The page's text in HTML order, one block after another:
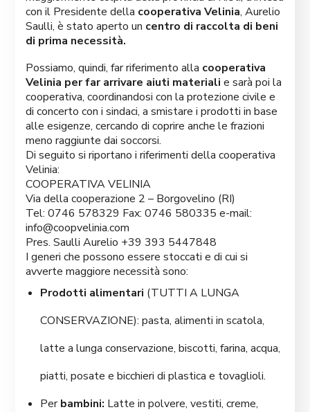
con il Presidente della cooperativa Velinia, Aurelio
Saulli, è stato aperto un centro di raccolta di beni
di prima necessità.
Possiamo, quindi, far riferimento alla cooperativa
Velinia per far arrivare aiuti materiali e sarà poi la
cooperativa, coordinandosi con la protezione civile e
di concerto con i sindaci, a smistare i prodotti in base
alle esigenze, cercando di coprire anche le frazioni
meno raggiunte dai soccorsi.
Di seguito si riportano i riferimenti della cooperativa
Velinia:
COOPERATIVA VELINIA
Via della cooperazione 2 – Borgovelino (RI)
Tel: 0746 578329 Fax: 0746 580335 e-mail:
info@coopvelinia.com
Pres. Saulli Aurelio +39 393 5447848
I generi che possono essere stoccati e di cui si
avverte maggiore necessità sono:
Prodotti alimentari (TUTTI A LUNGA
CONSERVAZIONE): pasta, alimenti in scatola,
latte a lunga conservazione, biscotti, farina, acqua,
piatti, posate e bicchieri di plastica e tovaglioli.
Perbambini: Latte in polvere, vestiti, creme,